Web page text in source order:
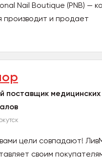
Nail Boutique (PNB) —
производит и продает
поставщик
цели совпадают!
своим